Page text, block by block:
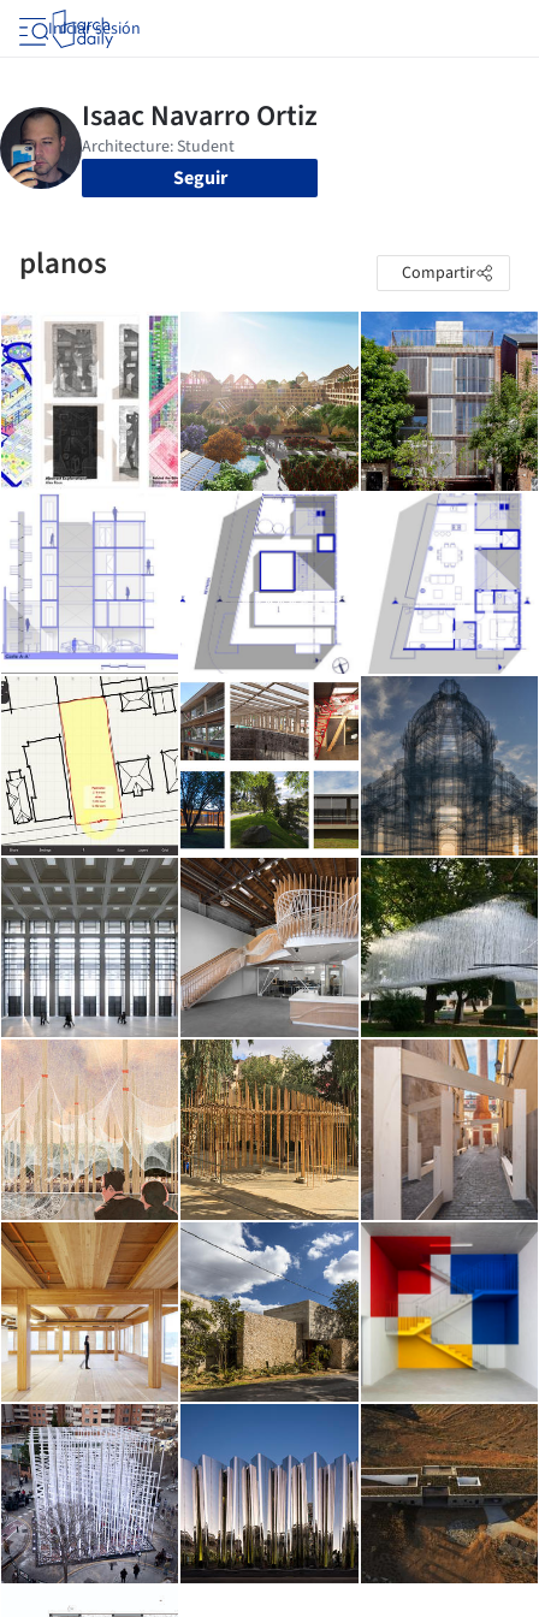
Iniciar sesión
Seguir
planos Compartir